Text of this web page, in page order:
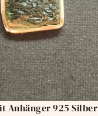
Anhänger 925 Silber